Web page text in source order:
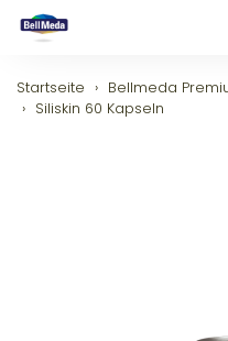
Startseite
Bellmeda
Siliskin 60 Kapseln